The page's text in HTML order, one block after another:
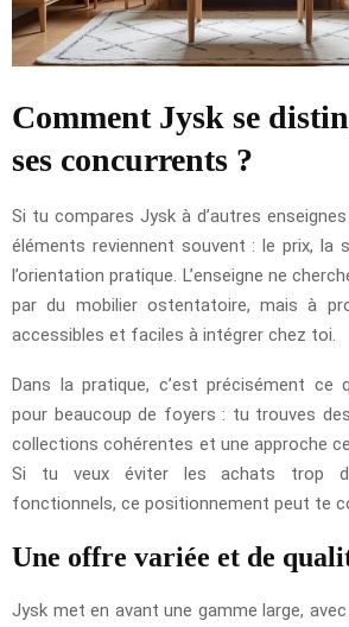
Comment Jysk se
ses concurrents ?
Si tu compares Jysk à d’autres
éléments reviennent souvent : le prix, la
l’orientation pratique. L’enseigne ne
par du mobilier ostentatoire, mais à
accessibles et faciles à intégrer chez toi.
Dans la pratique, c’est précisément ce
pour beaucoup de foyers : tu trouves
collections cohérentes et une approche
Si tu veux éviter les achats trop
fonctionnels, ce positionnement peut te
Une offre variée et de
Jysk met en avant une gamme large,